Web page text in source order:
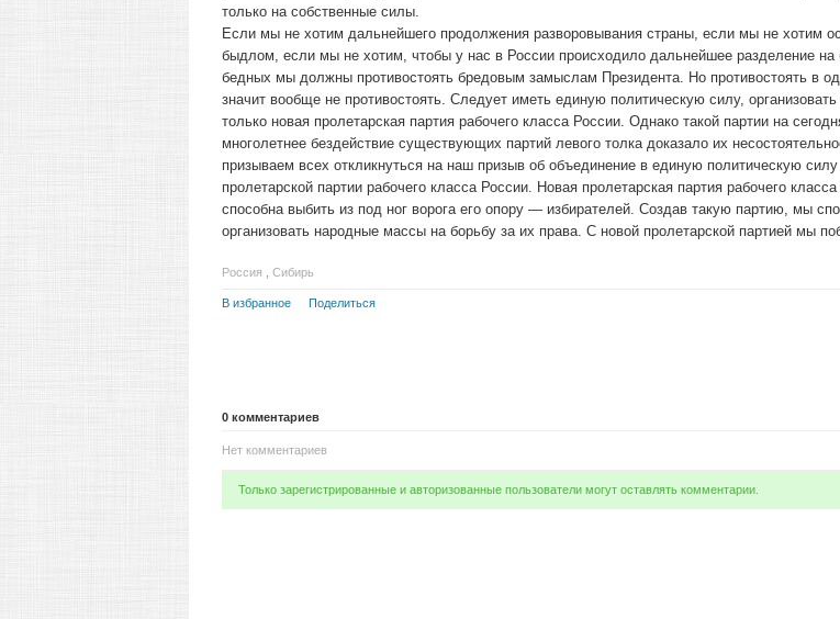
только на собственные силы.
Если мы не хотим дальнейшего продолжения разворовывания страны, если мы не хотим
быдлом, если мы не хотим, чтобы у нас в России происходило дальнейшее разделение на
бедных мы должны противостоять бредовым замыслам Президента. Но противостоять в
значит вообще не противостоять. Следует иметь единую политическую силу,
только новая пролетарская партия рабочего класса России. Однако такой партии на
многолетнее бездействие существующих партий левого толка доказало их
призываем всех откликнуться на наш призыв об объединение в единую политическую
пролетарской партии рабочего класса России. Новая пролетарская партия рабочего
способна выбить из под ног ворога его опору — избирателей. Создав такую партию, мы
организовать народные массы на борьбу за их права. С новой пролетарской партией мы
Россия Сибирь
В избранное Поделиться
0 комментариев
Нет комментариев
Только зарегистрированные и авторизованные пользователи могут оставлять комментарии.